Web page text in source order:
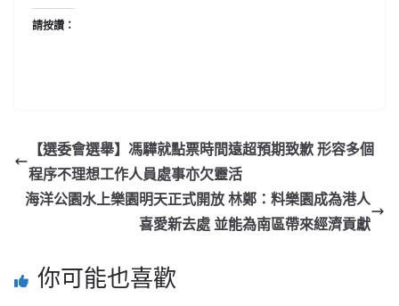
請按讚：
【選委會選舉】馮驊就點票時間遠超預期致歉 形容多個
程序不理想工作人員處事亦欠靈活
海洋公園水上樂園明天正式開放 林鄭：料樂園成為港人
喜愛新去處 並能為南區帶來經濟貢獻
你可能也喜歡